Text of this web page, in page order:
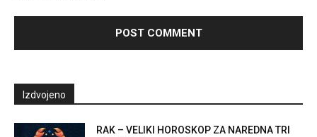
Izdvojeno
RAK – VELIKI HOROSKOP ZA NAREDNA TRI